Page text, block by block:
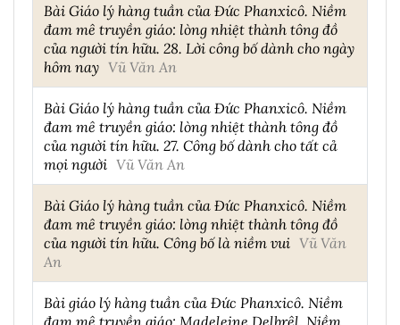
Bài Giáo lý hàng tuần của Đức Phanxicô. Niềm
đam mê truyền giáo: lòng nhiệt thành tông đồ
của người tín hữu. 28. Lời công bố dành cho ngày
hôm nay Vũ Văn An
Bài Giáo lý hàng tuần của Đức Phanxicô. Niềm
đam mê truyền giáo: lòng nhiệt thành tông đồ
của người tín hữu. 27. Công bố dành cho tất cả
mọi người Vũ Văn An
Bài Giáo lý hàng tuần của Đức Phanxicô. Niềm
đam mê truyền giáo: lòng nhiệt thành tông đồ
của người tín hữu. Công bố là niềm vui Vũ Văn
An
Bài giáo lý hàng tuần của Đức Phanxicô. Niềm